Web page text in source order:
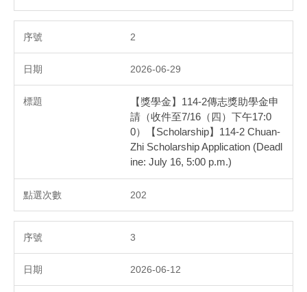
2
2026-06-29
【獎學金】114-2傳志獎助學金申
請（收件至7/16（四）下午17:0
0）【Scholarship】114-2 Chuan-
Zhi Scholarship Application (Deadl
ine: July 16, 5:00 p.m.)
202
3
2026-06-12